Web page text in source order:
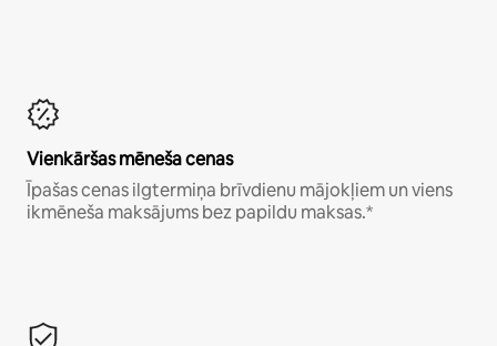
Vienkāršas mēneša cenas
Īpašas cenas ilgtermiņa brīvdienu mājokļiem un viens
ikmēneša maksājums bez papildu maksas.*